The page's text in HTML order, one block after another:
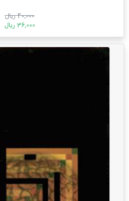
40,000 ریال
36,000 ریال